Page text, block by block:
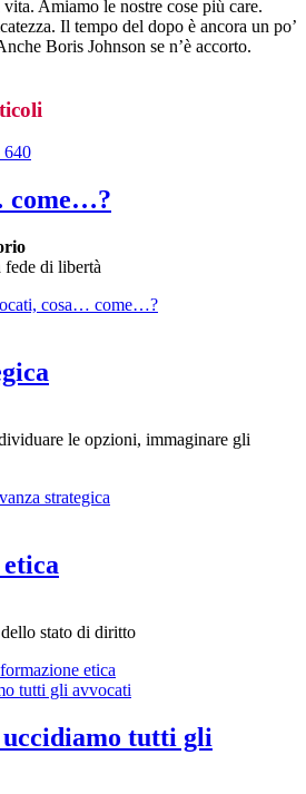
Amiamo le nostre cose più care.
Il tempo del dopo è ancora un po’
Boris Johnson se n’è accorto.
come…?
di libertà
cosa… come…?
le opzioni, immaginare gli
strategica
stato di diritto
etica
tutti gli